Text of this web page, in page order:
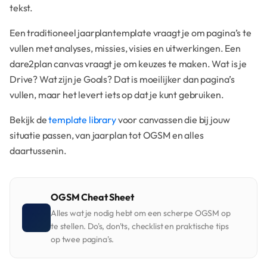
tekst.
Een traditioneel jaarplantemplate vraagt je om pagina’s te
vullen met analyses, missies, visies en uitwerkingen. Een
dare2plan canvas vraagt je om keuzes te maken. Wat is je
Drive? Wat zijn je Goals? Dat is moeilijker dan pagina’s
vullen, maar het levert iets op dat je kunt gebruiken.
Bekijk detemplate libraryvoor canvassen die bij jouw
situatie passen, van jaarplan tot OGSM en alles
daartussenin.
OGSM Cheat Sheet
Alles wat je nodig hebt om een scherpe OGSM op
te stellen. Do's, don'ts, checklist en praktische tips
op twee pagina's.